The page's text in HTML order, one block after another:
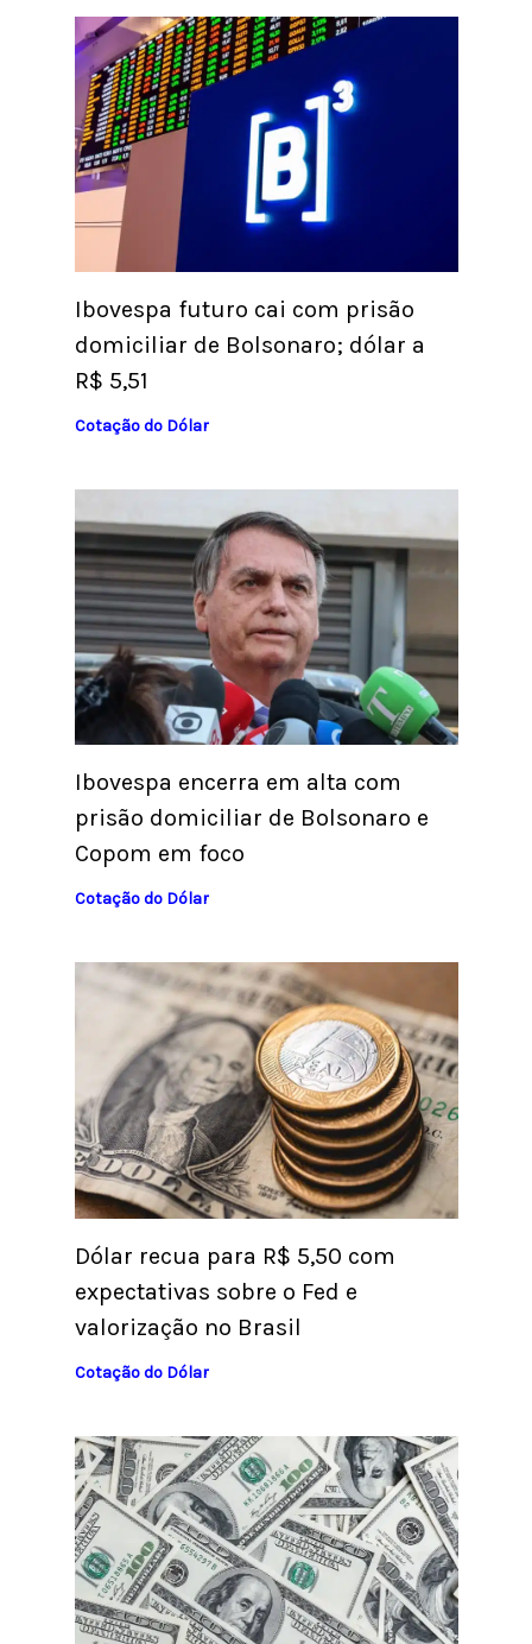
Ibovespa futuro cai com prisão
domiciliar de Bolsonaro; dólar a
R$ 5,51
Cotação do Dólar
Ibovespa encerra em alta com
prisão domiciliar de Bolsonaro e
Copom em foco
Cotação do Dólar
Dólar recua para R$ 5,50 com
expectativas sobre o Fed e
valorização no Brasil
Cotação do Dólar